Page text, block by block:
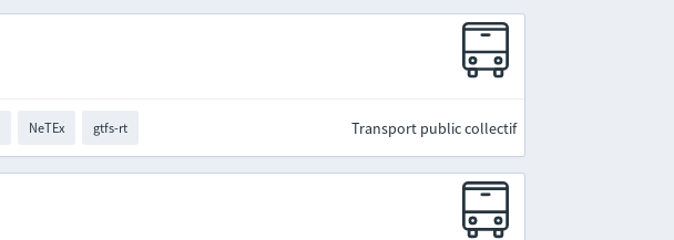
NeTEx gtfs-rt Transport public collectif